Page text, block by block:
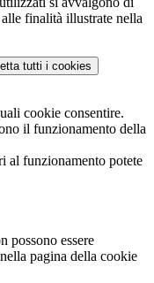
finalità illustrate nella
tutti i cookies
cookie consentire.
il funzionamento della
al funzionamento potete
possono essere
pagina della cookie